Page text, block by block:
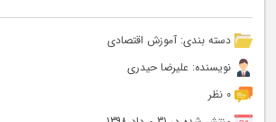
پادکست سگ ها
سمینار تهران 96
دسته بندی:آموزش اقتصادی
نویسنده: علیرضا حیدری
0 نظر